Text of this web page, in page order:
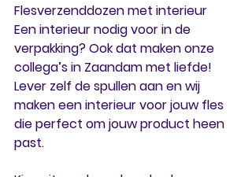
Flesverzenddozen met interieur
Een interieur nodig voor in de
verpakking? Ook dat maken onze
collega’s in Zaandam met liefde!
Lever zelf de spullen aan en wij
maken een interieur voor jouw fles
die perfect om jouw product heen
past.